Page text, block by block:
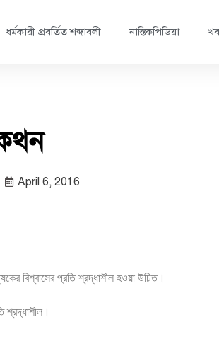
ধর্মকারী প্রবর্তিত শব্দাবলী নাস্তিকপিডিয়া
April 6, 2016
বিশ্বাসের প্রতি শ্রদ্ধাশীল হওয়া উচিত।
শ্রদ্ধাশীল।